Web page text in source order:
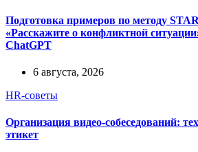
Подготовка примеров по методу
«Расскажите о конфликтной
ChatGPT
6 августа, 2026
HR-советы
Организация видео-собеседований:
этикет